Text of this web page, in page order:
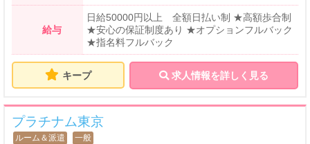
給与
日給50000円以上 全額日払い制 ★高額歩合制
★安心の保証制度あり ★オプションフルバック
★指名料フルバック
キープ 求人情報を詳しく見る
プラチナム東京
ルーム＆派遣 一般